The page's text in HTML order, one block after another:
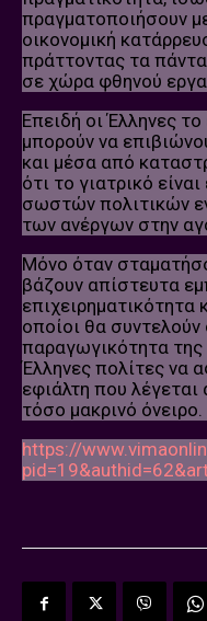
πραγματοποιήσουν
οικονομική
πράττοντας τα
σε χώρα φθηνού
Επειδή οι Έλληνες
μπορούν να
και μέσα από
ότι το γιατρικό
σωστών πολιτικών
των ανέργων στην
Μόνο όταν
βάζουν απίστευτα
επιχειρηματικότητα
οποίοι θα
παραγωγικότητα
Έλληνες πολίτες να
εφιάλτη που
τόσο μακρινό όνειρο.
https://